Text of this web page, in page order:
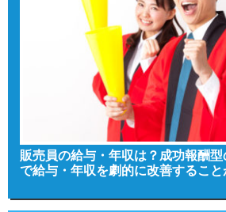
販売員の給与・年収は？成功報酬
で給与・年収を劇的に改善すること